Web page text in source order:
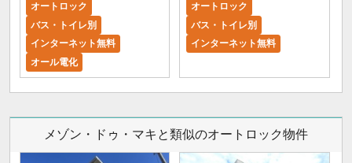
オートロック
バス・トイレ別
インターネット無料
オール電化
オートロック
バス・トイレ別
インターネット無料
メゾン・ドゥ・マキと類似のオートロック物件